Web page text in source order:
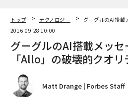
トップ テクノロジー
グーグルのAI搭
2016.09.28 10:00
グーグルのAI搭載メッセ
「Allo」の破壊的クオリ
Matt Drange | Forbes Staff